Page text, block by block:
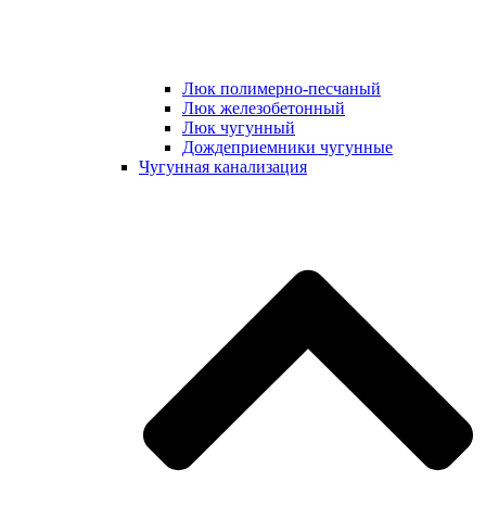
Люк полимерно-песчаный
Люк железобетонный
Люк чугунный
Дождеприемники чугунные
Чугунная канализация